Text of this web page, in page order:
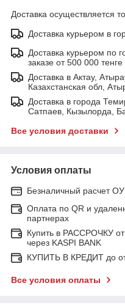
Доставка осуществляется
Доставка курьером в
Доставка курьером по
заказе от 500 000 тенге
Доставка в Актау,
Казахстанская обл,
Доставка в города
Сатпаев, Кызылорда,
Все условия доставки
Условия оплаты
Безналичный расчет
Оплата по QR и
партнерах
Купить в РАССРОЧКУ
через KASPI BANK
КУПИТЬ В КРЕДИТ до
Все условия оплаты